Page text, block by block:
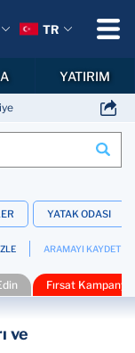
YATAK ODASI
ARAMAYI KAYDET
Fırsat
ve
TR
YATIRIM